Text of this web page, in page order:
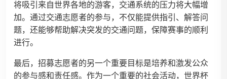
将吸引来自世界各地的游客，交通系统的压力将大幅增
加。通过交通志愿者的参与，不仅能提供指引、解答问
题，还能够帮助解决突发的交通问题，保障赛事的顺利
进行。
最后，招募志愿者的另一个重要目标是培养和激发公众
的参与感和责任感。作为一个重要的社会活动，世界杯